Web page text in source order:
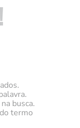
busca.
termo